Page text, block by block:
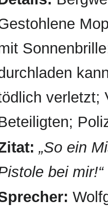
verletzt;
„So ein
bei mir!“